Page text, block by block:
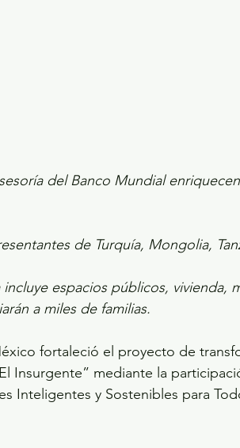
del Banco Mundial
de Turquía, Mongolia,
espacios públicos, vivienda,
a miles de familias.
Insurgente” mediante la
Inteligentes y Sostenibles para